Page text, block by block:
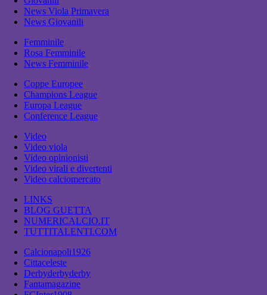
News Viola Primavera
News Giovanili
Femminile
Rosa Femminile
News Femminile
Coppe Europee
Champions League
Europa League
Conference League
Video
Video viola
Video opinionisti
Video virali e divertenti
Video calciomercato
LINKS
BLOG GUETTA
NUMERICALCIO.IT
TUTTITALENTI.COM
Calcionapoli1926
Cittaceleste
Derbyderbyderby
Fantamagazine